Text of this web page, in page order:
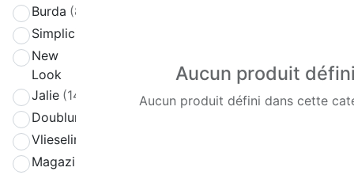
Burda (808)
Simplicity
New
Look
Jalie (141)
Doublure
Vlieseline
Magazines
Aucun produit
Aucun produit défini dans cette